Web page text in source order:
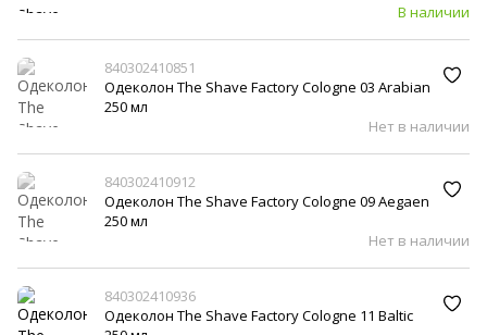
В наличии
840302410851
Одеколон The Shave Factory Cologne 03 Arabian
250 мл
Нет в наличии
840302410912
Одеколон The Shave Factory Cologne 09 Aegaen
250 мл
Нет в наличии
840302410936
Одеколон The Shave Factory Cologne 11 Baltic